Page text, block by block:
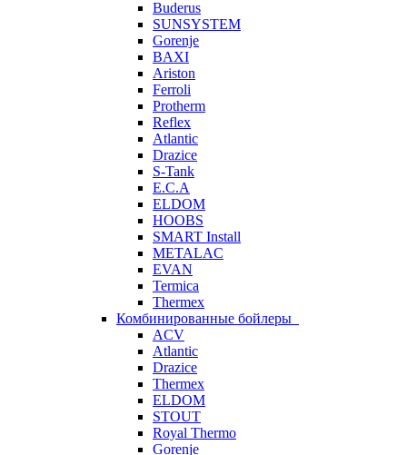
Buderus
SUNSYSTEM
Gorenje
BAXI
Ariston
Ferroli
Protherm
Reflex
Atlantic
Drazice
S-Tank
E.C.A
ELDOM
HOOBS
SMART Install
METALAC
EVAN
Termica
Thermex
Комбинированные бойлеры
ACV
Atlantic
Drazice
Thermex
ELDOM
STOUT
Royal Thermo
Gorenje